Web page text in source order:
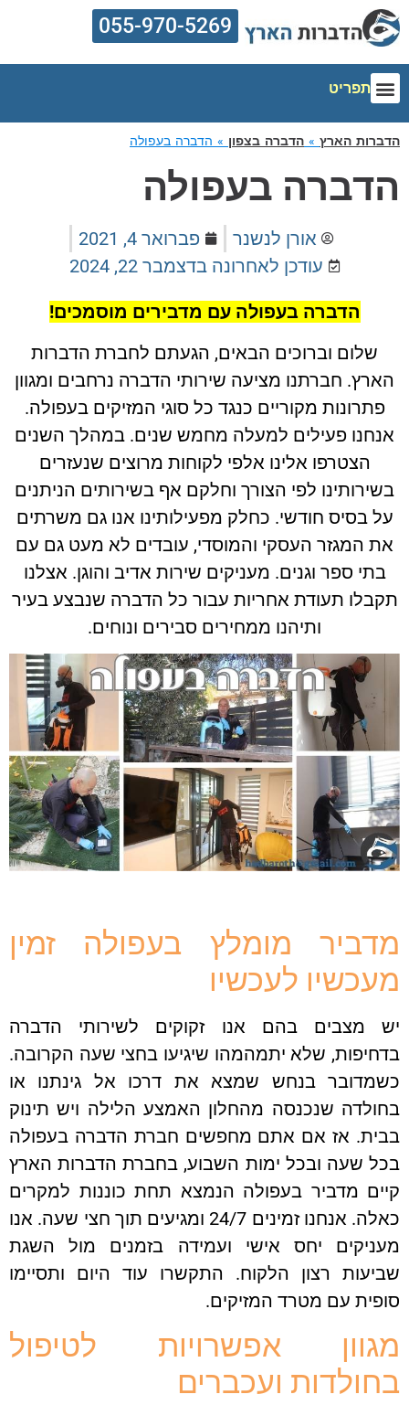
055-970-5269
תפריט
הדברות הארץ » הדברה בצפון » הדברה בעפולה
הדברה בעפולה
אורן לנשנר
פברואר 4, 2021
עודכן לאחרונה בדצמבר 22, 2024
הדברה בעפולה עם מדבירים מוסמכים!
שלום וברוכים הבאים, הגעתם לחברת הדברות
הארץ. חברתנו מציעה שירותי הדברה נרחבים ומגוון
פתרונות מקוריים כנגד כל סוגי המזיקים בעפולה.
אנחנו פעילים למעלה מחמש שנים. במהלך השנים
הצטרפו אלינו אלפי לקוחות מרוצים שנעזרים
בשירותינו לפי הצורך וחלקם אף בשירותים הניתנים
על בסיס חודשי. כחלק מפעילותינו אנו גם משרתים
את המגזר העסקי והמוסדי, עובדים לא מעט גם עם
בתי ספר וגנים. מעניקים שירות אדיב והוגן. אצלנו
תקבלו תעודת אחריות עבור כל הדברה שנבצע בעיר
ותיהנו ממחירים סבירים ונוחים.
מדביר מומלץ בעפולה זמין
מעכשיו לעכשיו
יש מצבים בהם אנו זקוקים לשירותי הדברה
בדחיפות, שלא יתמהמהו שיגיעו בחצי שעה הקרובה.
כשמדובר בנחש שמצא את דרכו אל גינתנו או
בחולדה שנכנסה מהחלון האמצע הלילה ויש תינוק
בבית. אז אם אתם מחפשים חברת הדברה בעפולה
בכל שעה ובכל ימות השבוע, בחברת הדברות הארץ
קיים מדביר בעפולה הנמצא תחת כוננות למקרים
כאלה. אנחנו זמינים 24/7 ומגיעים תוך חצי שעה. אנו
מעניקים יחס אישי ועמידה בזמנים מול השגת
שביעות רצון הלקוח. התקשרו עוד היום ותסיימו
סופית עם מטרד המזיקים.
מגוון אפשרויות לטיפול
בחולדות ועכברים